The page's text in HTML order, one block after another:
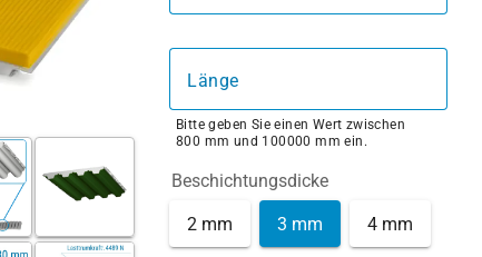
Länge
Bitte geben Sie einen Wert zwischen
800 mm und 100000 mm ein.
Beschichtungsdicke
2 mm 3 mm 4 mm